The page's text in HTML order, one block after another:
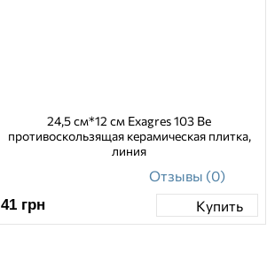
24,5 см*12 см Exagres 103 Be
противоскользящая керамическая плитка,
линия
Отзывы (0)
41 грн Купить